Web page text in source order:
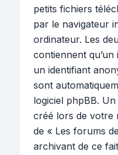
petits fichiers
par le navigateur
ordinateur. Les
contiennent
un identifiant
sont
logiciel phpBB.
créé lors de votre
de « Les forums
archivant de ce